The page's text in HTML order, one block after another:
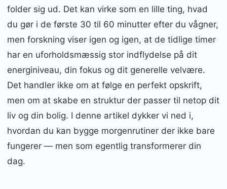
folder sig ud. Det kan virke som en lille ting, hvad
du gør i de første 30 til 60 minutter efter du vågner,
men forskning viser igen og igen, at de tidlige timer
har en uforholdsmæssig stor indflydelse på dit
energiniveau, din fokus og dit generelle velvære.
Det handler ikke om at følge en perfekt opskrift,
men om at skabe en struktur der passer til netop dit
liv og din bolig. I denne artikel dykker vi ned i,
hvordan du kan bygge morgenrutiner der ikke bare
fungerer — men som egentlig transformerer din
dag.